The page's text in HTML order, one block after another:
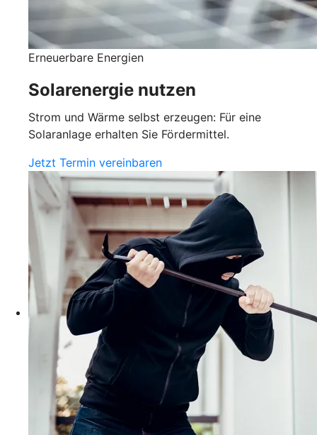
Erneuerbare Energien
Solarenergie nutzen
Strom und Wärme selbst erzeugen: Für eine
Solaranlage erhalten Sie Fördermittel.
Jetzt Termin vereinbaren